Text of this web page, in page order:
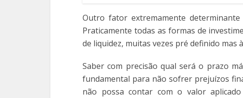
Outro fator extremamente
Praticamente todas as formas de
de liquidez, muitas vezes pré definido mas
Saber com precisão qual será o prazo
fundamental para não sofrer prejuízos
não possa contar com o valor